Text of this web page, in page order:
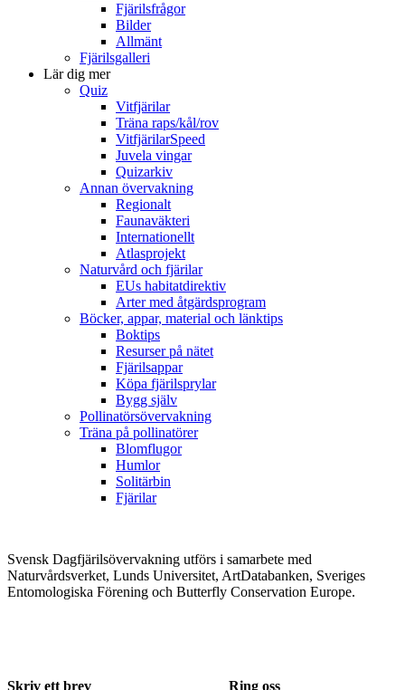
Fjärilsfrågor
Bilder
Allmänt
Fjärilsgalleri
Lär dig mer
Quiz
Vitfjärilar
Träna raps/kål/rov
VitfjärilarSpeed
Juvela vingar
Quizarkiv
Annan övervakning
Regionalt
Faunaväkteri
Internationellt
Atlasprojekt
Naturvård och fjärilar
EUs habitatdirektiv
Arter med åtgärdsprogram
Böcker, appar, material och länktips
Boktips
Resurser på nätet
Fjärilsappar
Köpa fjärilsprylar
Bygg själv
Pollinatörsövervakning
Träna på pollinatörer
Blomflugor
Humlor
Solitärbin
Fjärilar
Svensk Dagfjärilsövervakning utförs i samarbete med
Naturvårdsverket, Lunds Universitet, ArtDatabanken, Sveriges
Entomologiska Förening och Butterfly Conservation Europe.
Skriv ett brev Ring oss